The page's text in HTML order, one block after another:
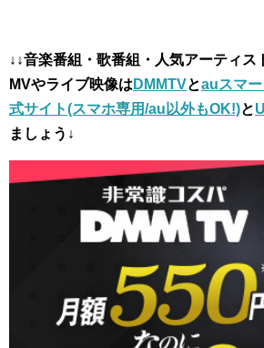
↓↓音楽番組・歌番組・人気アーティス
MVやライブ映像は DMMTVとauスマ
式サイト(スマホ専用/au以外もOK!)と
ましょう↓